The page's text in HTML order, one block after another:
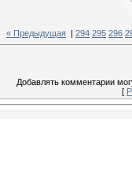
« Предыдущая | 294 295 296
Добавлять комментарии
[